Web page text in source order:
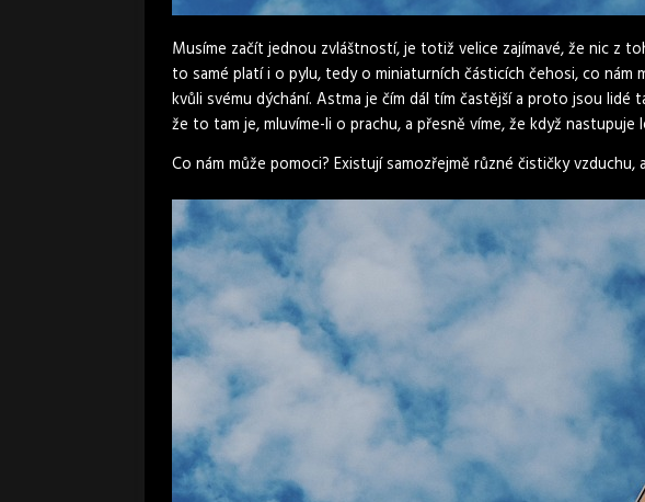
Musíme začít jednou zvláštností, je totiž velice zajímavé, že nic z
to samé platí i o pylu, tedy o miniaturních částicích čehosi, co
kvůli svému dýchání. Astma je čím dál tím častější a proto jsou
že to tam je, mluvíme-li o prachu, a přesně víme, že když
Co nám může pomoci? Existují samozřejmě různé čističky